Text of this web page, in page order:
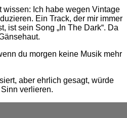
wissen: Ich habe wegen Vintage
Ein Track, der mir immer
ist sein Song „In The Dark“. Da
du morgen keine Musik mehr
aber ehrlich gesagt, würde
verlieren.